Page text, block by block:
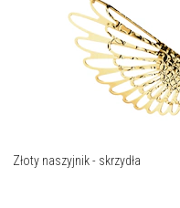
Złoty naszyjnik - skrzydła